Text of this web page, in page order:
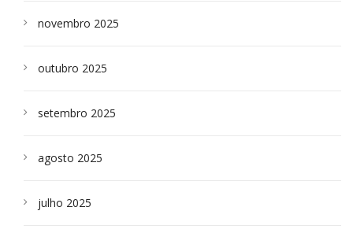
novembro 2025
outubro 2025
setembro 2025
agosto 2025
julho 2025